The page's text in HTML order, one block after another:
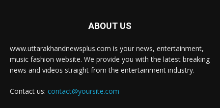
ABOUT US
www.uttarakhandnewsplus.com is your news, entertainment,
music fashion website. We provide you with the latest breaking
news and videos straight from the entertainment industry.
Contact us: contact@yoursite.com